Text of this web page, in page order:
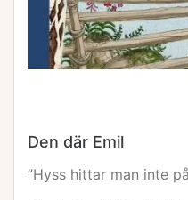
Den där Emil
”Hyss hittar man inte